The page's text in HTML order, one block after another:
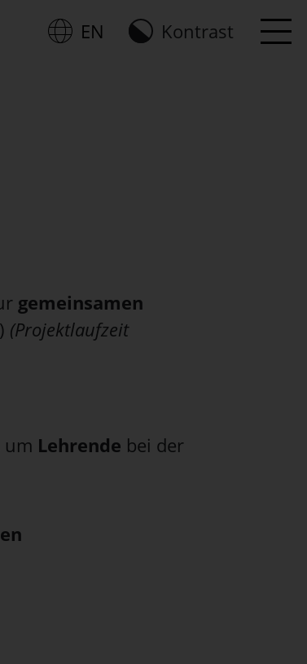
EN
English Kontrast
gemeinsamen
(Projektlaufzeit
um Lehrende bei der